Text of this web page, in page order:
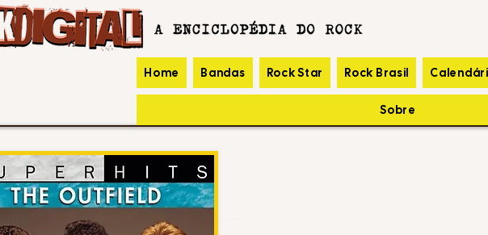
Home Bandas Rock Star Rock Brasil
Sobre